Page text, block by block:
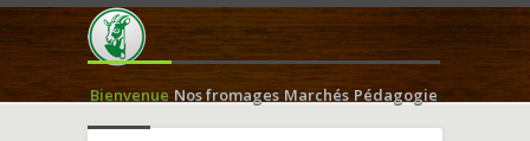
Bienvenue Nos fromages Marchés Pédagogie